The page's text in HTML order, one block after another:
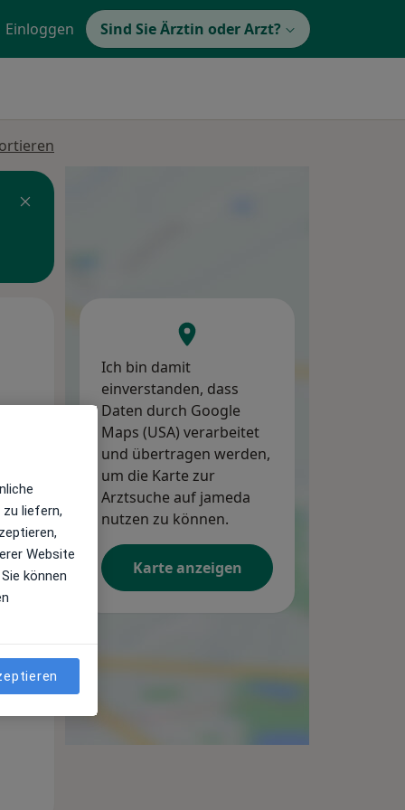
Einloggen Sind Sie Ärztin oder Arzt?
Ich bin damit
einverstanden, dass
Daten durch Google
Maps (USA) verarbeitet
und übertragen werden,
um die Karte zur
Arztsuche auf jameda
nutzen zu können.
Karte anzeigen
liefern,
Website
können